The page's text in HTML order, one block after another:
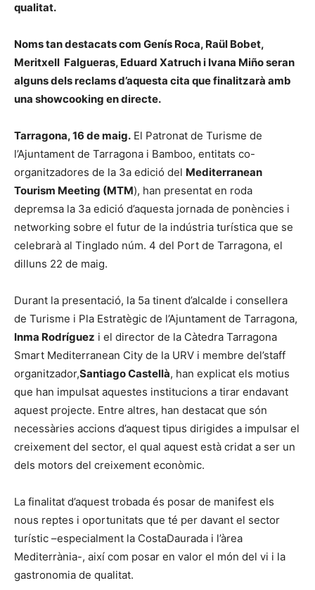
qualitat.
Noms tan destacats com Genís Roca, Raül Bobet,
Meritxell Falgueras, Eduard Xatruch i Ivana Miño seran
alguns dels reclams d’aquesta cita que finalitzarà amb
una showcooking en directe.
Tarragona, 16 de maig. El Patronat de Turisme de
l’Ajuntament de Tarragona i Bamboo, entitats co-
organitzadores de la 3a edició del Mediterranean
Tourism Meeting (MTM), han presentat en roda
depremsa la 3a edició d’aquesta jornada de ponències i
networking sobre el futur de la indústria turística que se
celebrarà al Tinglado núm. 4 del Port de Tarragona, el
dilluns 22 de maig.
Durant la presentació, la 5a tinent d’alcalde i consellera
de Turisme i Pla Estratègic de l’Ajuntament de Tarragona,
Inma Rodríguez i el director de la Càtedra Tarragona
Smart Mediterranean City de la URV i membre del’staff
organitzador,Santiago Castellà, han explicat els motius
que han impulsat aquestes institucions a tirar endavant
aquest projecte. Entre altres, han destacat que són
necessàries accions d’aquest tipus dirigides a impulsar el
creixement del sector, el qual aquest està cridat a ser un
dels motors del creixement econòmic.
La finalitat d’aquest trobada és posar de manifest els
nous reptes i oportunitats que té per davant el sector
turístic –especialment la CostaDaurada i l’àrea
Mediterrània-, així com posar en valor el món del vi i la
gastronomia de qualitat.